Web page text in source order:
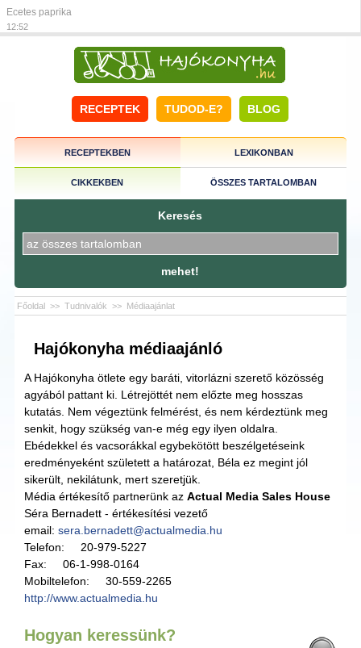
Ecetes paprika
12:52
RECEPTEK TUDOD-E? BLOG
RECEPTEKBEN LEXIKONBAN
CIKKEKBEN ÖSSZES TARTALOMBAN
Keresés
mehet!
Főoldal >> Tudnivalók >> Médiaajánlat
Hajókonyha médiaajánló
A Hajókonyha ötlete egy baráti, vitorlázni szerető közösség
agyából pattant ki. Létrejöttét nem előzte meg hosszas
kutatás. Nem végeztünk felmérést, és nem kérdeztünk meg
senkit, hogy szükség van-e még egy ilyen oldalra.
Ebédekkel és vacsorákkal egybekötött beszélgetéseink
eredményeként született a határozat, Béla ez megint jól
sikerült, nekilátunk, mert szeretjük.
Média értékesítő partnerünk azActual Media Sales House
Séra Bernadett - értékesítési vezető
email:sera.bernadett@actualmedia.hu
Telefon: 20-979-5227
Fax: 06-1-998-0164
Mobiltelefon: 30-559-2265
http://www.actualmedia.hu
Hogyan keressünk?